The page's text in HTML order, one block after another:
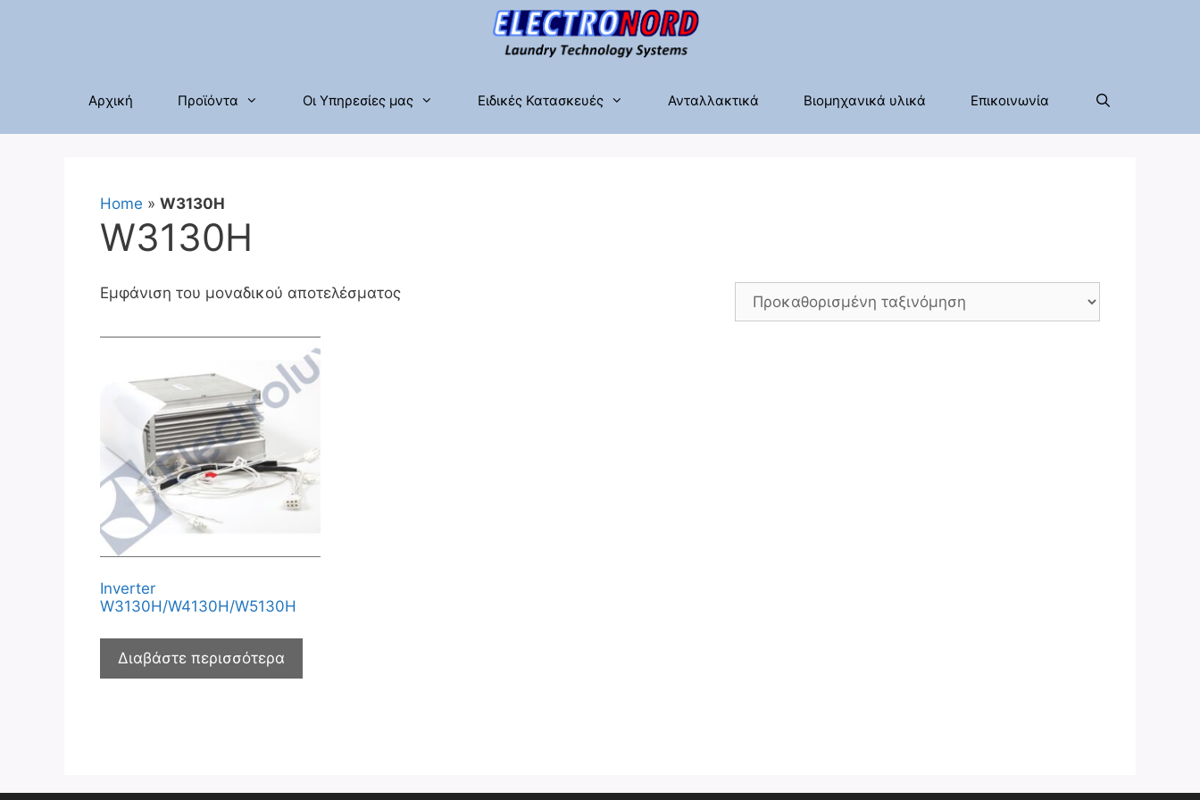
Αρχική Προϊόντα Οι Υπηρεσίες μας Ειδικές Κατασκευές Ανταλλακτικά Βιομηχανικά υλικά Επικοινωνία
Home » W3130H
W3130H
Εμφάνιση του μοναδικού αποτελέσματος
Inverter
W3130H/W4130H/W5130H
Διαβάστε περισσότερα